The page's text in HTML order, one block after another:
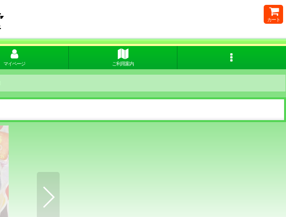
カート
マイページ ご利用案内